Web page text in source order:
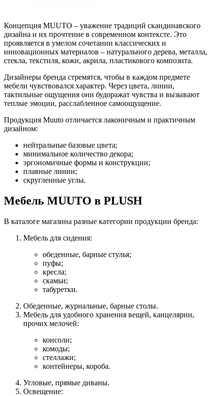
Концепция MUUTO – уважение традиций скандинавского
дизайна и их прочтение в современном контексте. Это
проявляется в умелом сочетании классических и
инновационных материалов – натурального дерева, металла,
стекла, текстиля, кожи, акрила, пластикового композита.
Дизайнеры бренда стремятся, чтобы в каждом предмете
мебели чувствовался характер. Через цвета, линии,
тактильные ощущения они будоражат чувства и вызывают
теплые эмоции, расслабленное самоощущение.
Продукция Muuto отличается лаконичным и практичным
дизайном:
нейтральные базовые цвета;
минимальное количество декора;
эргономичные формы и конструкции;
плавные линии;
скругленные углы.
Мебель MUUTO в PLUSH
В каталоге магазина разные категории продукции бренда:
Мебель для сидения:
обеденные, барные стулья;
пуфы;
кресла;
скамьи;
табуретки.
Обеденные, журнальные, барные столы.
Мебель для удобного хранения вещей, канцелярии,
прочих мелочей:
консоли;
комоды;
стеллажи;
контейнеры, короба.
Угловые, прямые диваны.
Освещение: